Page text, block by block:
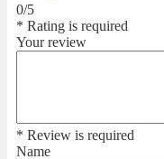
0/5
* Rating is required
Your review
* Review is required
Name